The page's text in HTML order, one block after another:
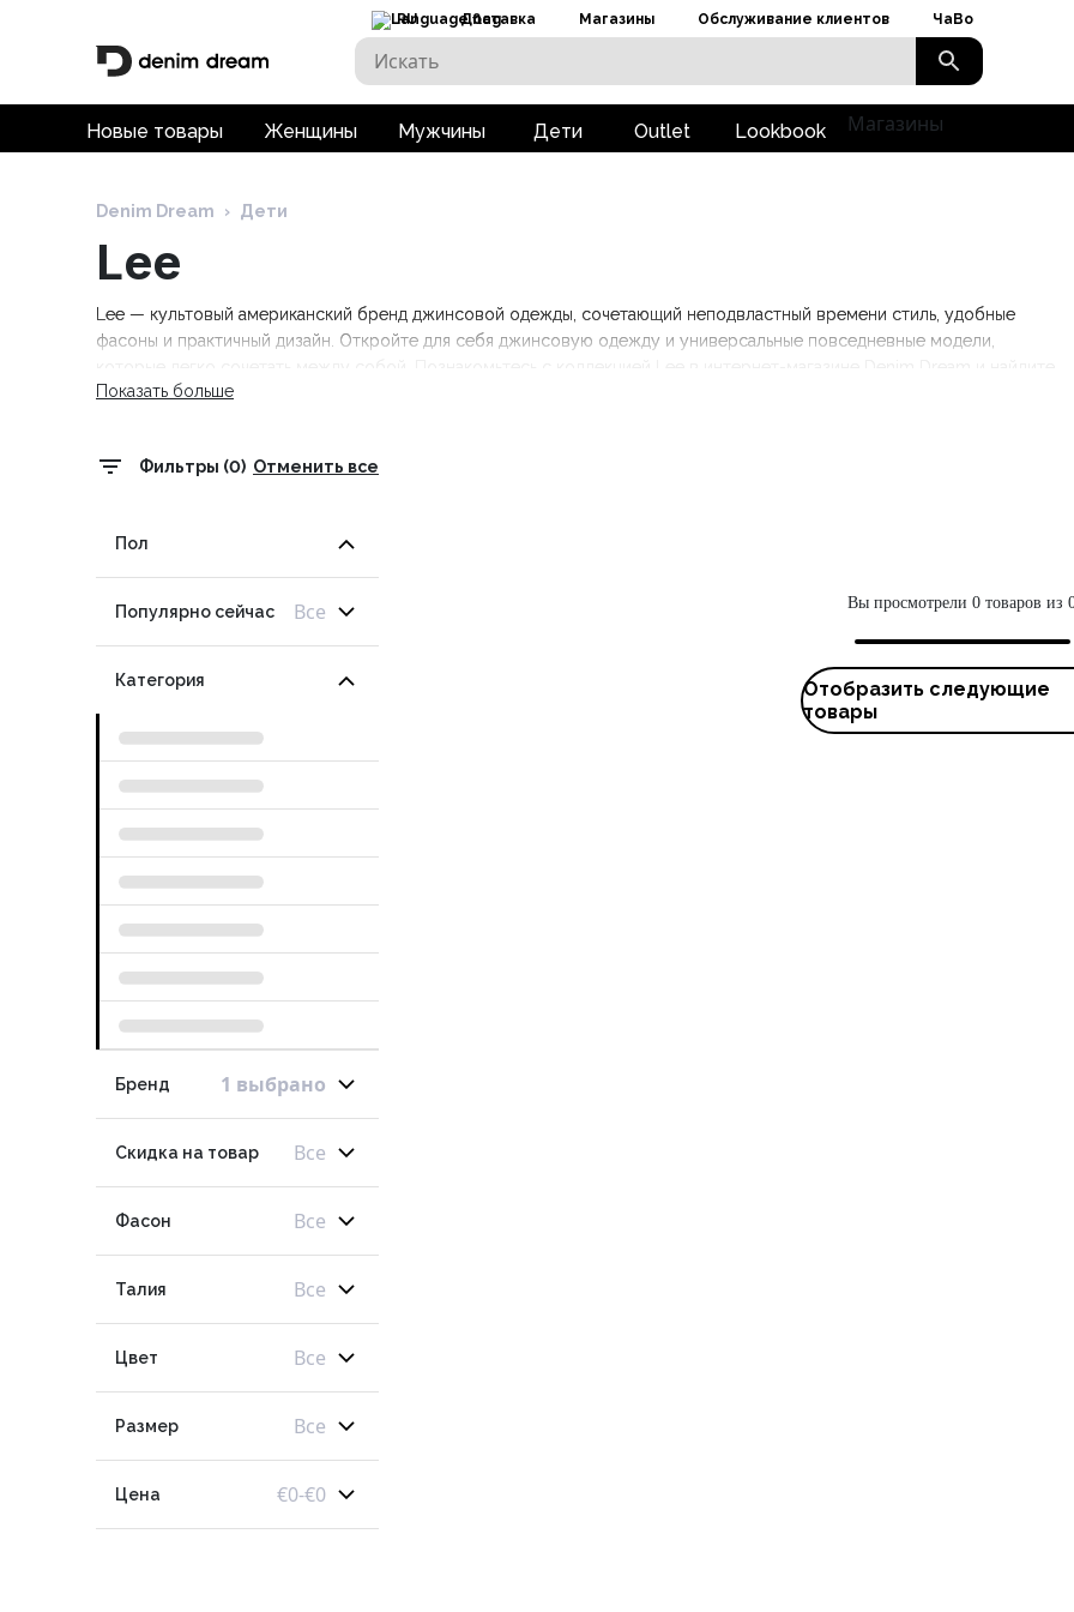
RU Доставка Магазины Обслуживание клиентов ЧаВо
Новые товары Женщины Мужчины Дети Outlet Lookbook Магазины
Denim Dream › Дети
Lee
Lee — культовый американский бренд джинсовой одежды, сочетающий неподвластный времени стиль, удобные
фасоны и практичный дизайн. Откройте для себя джинсовую одежду и универсальные повседневные модели,
свои новые любимые вещи.
Показать больше
Фильтры (0) Отменить все
Пол
Популярно сейчас Все
Категория
Бренд 1 выбрано
Скидка на товар Все
Фасон Все
Талия Все
Цвет Все
Размер Все
Цена €0-€0
Вы просмотрели 0 товаров из
Отобразить следующие
товары